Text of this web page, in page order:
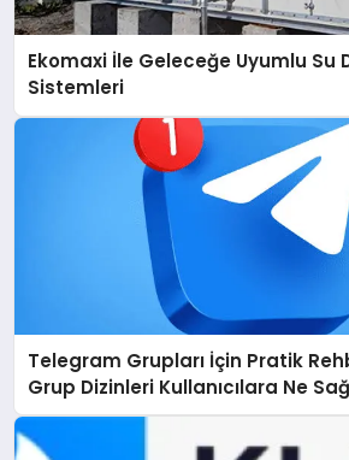
Ekomaxi İle Geleceğe Uyumlu Su
Sistemleri
Telegram Grupları İçin Pratik
Grup Dizinleri Kullanıcılara Ne